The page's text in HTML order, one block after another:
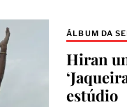
ÁLBUM DA
Hiran
estúdio